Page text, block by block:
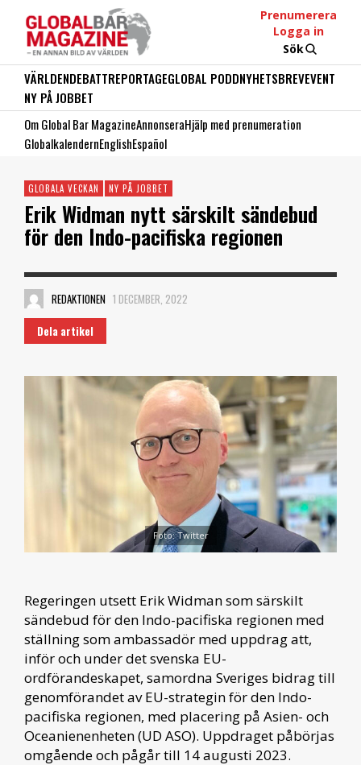
Prenumerera
Logga in
Sök
VÄRLDENDEBATTREPORTAGEGLOBAL PODDNYHETSBREVEVENT
NY PÅ JOBBET
Om Global Bar MagazineAnnonseraHjälp med prenumeration
GlobalkalendernEnglishEspañol
GLOBALA VECKAN NY PÅ JOBBET
Erik Widman nytt särskilt sändebud
för den Indo-pacifiska regionen
REDAKTIONEN 1 DECEMBER, 2022
Dela artikel
Foto: Twitter
Regeringen utsett Erik Widman som särskilt
sändebud för den Indo-pacifiska regionen med
ställning som ambassadör med uppdrag att,
inför och under det svenska EU-
ordförandeskapet, samordna Sveriges bidrag till
genomförandet av EU-strategin för den Indo-
pacifiska regionen, med placering på Asien- och
Oceanienenheten (UD ASO). Uppdraget påbörjas
omgående och pågår till 14 augusti 2023.